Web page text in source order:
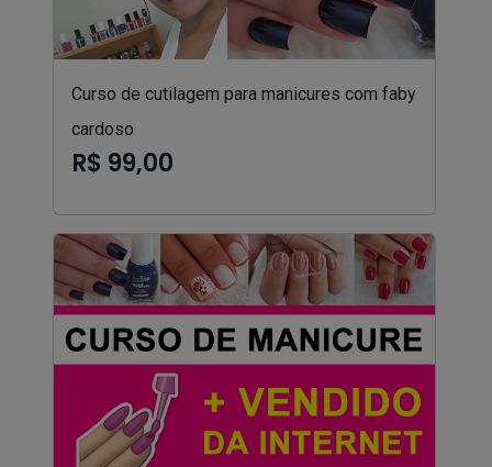
Curso de cutilagem para manicures com faby
cardoso
R$ 99,00